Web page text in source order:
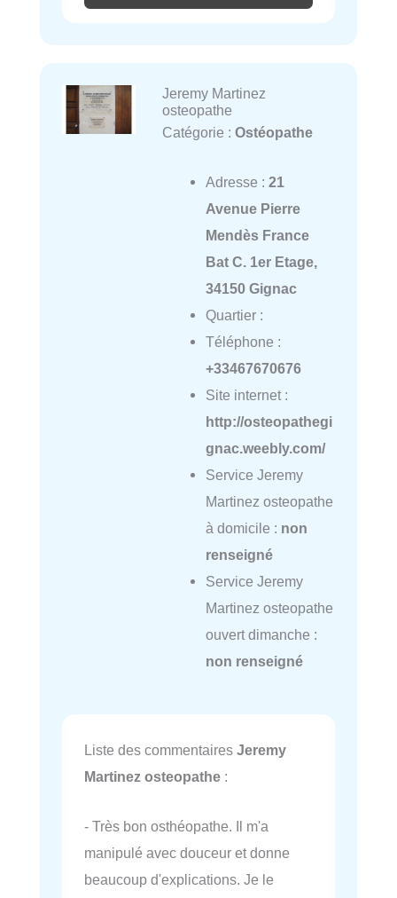
Jeremy Martinez
osteopathe
Catégorie : Ostéopathe
Adresse : 21
Avenue Pierre
Mendès France
Bat C. 1er Etage,
34150 Gignac
Quartier :
Téléphone :
+33467670676
Site internet :
http://osteopathegi
gnac.weebly.com/
Service Jeremy
Martinez osteopathe
à domicile : non
renseigné
Service Jeremy
Martinez osteopathe
ouvert dimanche :
non renseigné
Liste des commentaires Jeremy
Martinez osteopathe :
- Très bon osthéopathe. Il m'a
manipulé avec douceur et donne
beaucoup d'explications. Je le